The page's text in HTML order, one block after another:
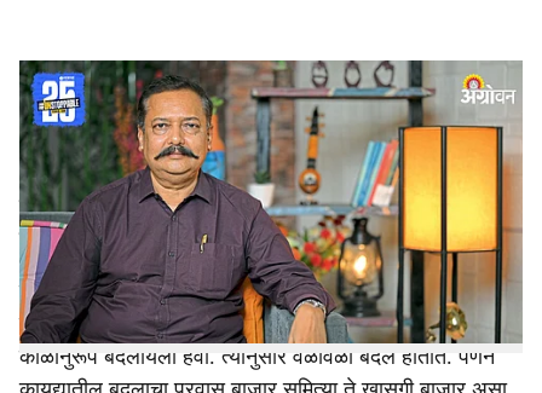
h
a
r
e
Former Marketing Director Sunil Pawar-Agrowon
Interaction with Former Marketing Director Sunil
Pawar :
राष्ट्रीय बाजार स्थापनेसाठी सरकारने पणन सुधारणा विधेयक मंजूर
केले. पण नेमक्या काय सुधारणा होणार आहेत?
बाजार समित्यांचा इतिहास १०० वर्षांपेक्षा जास्त जुना आहे. तर
राज्याचा बाजार समिती कायदा १९६३ मधला आहे. कायदा
काळानुरूप बदलायला हवा. त्यानुसार वेळोवेळी बदल होतात. पणन